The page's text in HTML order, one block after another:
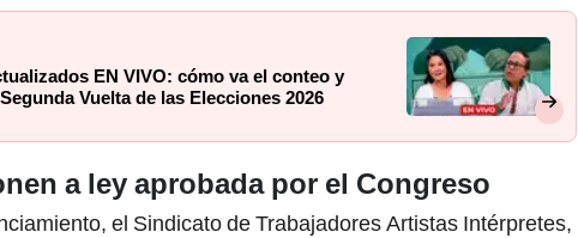
EN VIVO: cómo va el conteo y
Vuelta de las Elecciones 2026
a ley aprobada por el Congreso
el Sindicato de Trabajadores Artistas Intérpretes,